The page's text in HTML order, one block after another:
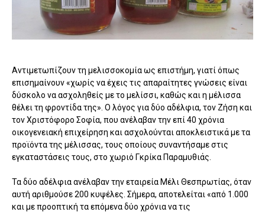
Αντιμετωπίζουν τη μελισσοκομία ως επιστήμη, γιατί όπως
επισημαίνουν «χωρίς να έχεις τις απαραίτητες γνώσεις είναι
δύσκολο να ασχοληθείς με το μελίσσι, καθώς και η μέλισσα
θέλει τη φροντίδα της». Ο λόγος για δύο αδέλφια, τον Ζήση και
τον Χριστόφορο Σοφία, που ανέλαβαν την επί 40 χρόνια
οικογενειακή επιχείρηση και ασχολούνται αποκλειστικά με τα
προϊόντα της μέλισσας, τους οποίους συναντήσαμε στις
εγκαταστάσεις τους, στο χωριό Γκρίκα Παραμυθιάς.
Τα δύο αδέλφια ανέλαβαν την εταιρεία Μέλι Θεσπρωτίας, όταν
αυτή αριθμούσε 200 κυψέλες. Σήμερα, αποτελείται «από 1.000
και με προοπτική τα επόμενα δύο χρόνια να τις